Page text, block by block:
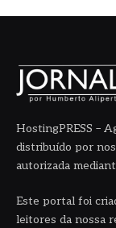
HostingPRESS –
distribuído por
autorizada
Este portal foi
leitores da nossa